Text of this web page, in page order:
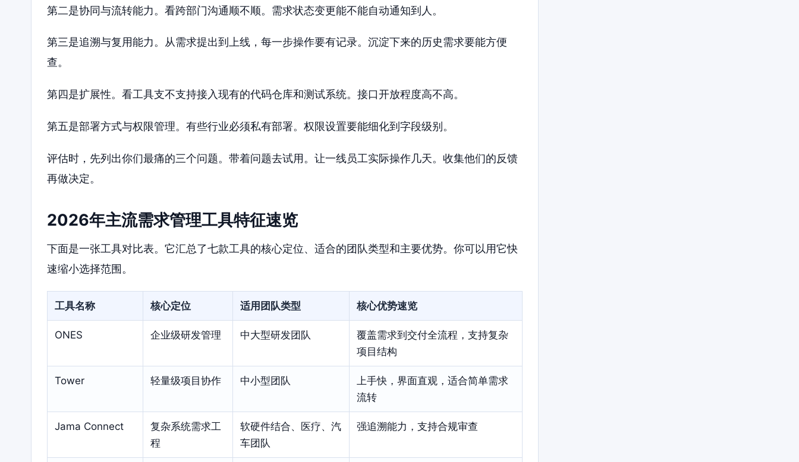
第二是协同与流转能力。看跨部门沟通顺不顺。需求状态变更能不能自动通知到人。
第三是追溯与复用能力。从需求提出到上线，每一步操作要有记录。沉淀下来的历史需求要能方便
查。
第四是扩展性。看工具支不支持接入现有的代码仓库和测试系统。接口开放程度高不高。
第五是部署方式与权限管理。有些行业必须私有部署。权限设置要能细化到字段级别。
评估时，先列出你们最痛的三个问题。带着问题去试用。让一线员工实际操作几天。收集他们的反馈
再做决定。
2026年主流需求管理工具特征速览
下面是一张工具对比表。它汇总了七款工具的核心定位、适合的团队类型和主要优势。你可以用它快
速缩小选择范围。
工具名称 核心定位 适用团队类型 核心优势速览
ONES 企业级研发管理 中大型研发团队
覆盖需求到交付全流程，支持复杂
项目结构
Tower 轻量级项目协作 中小型团队
上手快，界面直观，适合简单需求
流转
Jama Connect
复杂系统需求工
程
软硬件结合、医疗、汽
车团队
强追溯能力，支持合规审查